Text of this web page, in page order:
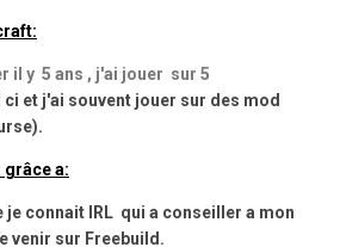
il y 5 ans , j'ai jouer sur 5
et j'ai souvent jouer sur des mod
grâce a:
je connait IRL qui a conseiller a mon
venir sur Freebuild.